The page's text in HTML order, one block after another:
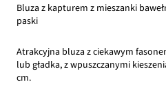
Bluza z kapturem z mieszanki
paski
Atrakcyjna bluza z ciekawym
lub gładka, z wpuszczanymi
cm.